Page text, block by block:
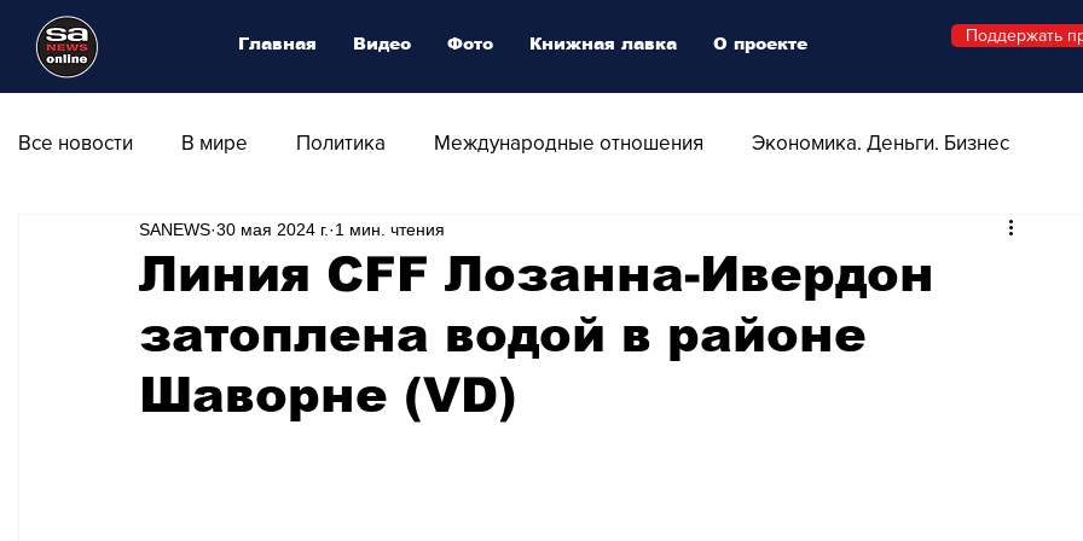
Все новости В мире Политика Международные отношения Экономика. Деньги. Бизнес
Общество Армия Аналитика
Транспорт Культура Магия искусства Swiss Афиша Стиль Стильный четверг
Линия CFF Лозанна-Ивердон
затоплена водой в районе
Шаворне (VD)
SANEWS 30 мая 2024 г. 1 мин. чтения
Главная Видео Фото Книжная лавка О проекте Поддержать